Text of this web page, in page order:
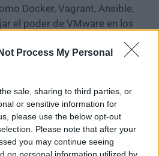
Process My Personal
sale, sharing to third parties, or
or sensitive information for
please use the below opt-out
Please note that after your
you may continue seeing
on personal information utilized by
Docker, Vagrant, Ansible,
el poder de VMware en los
una pila de nube virtual
los arquitectos de
su solución de software
con puntos de reversión